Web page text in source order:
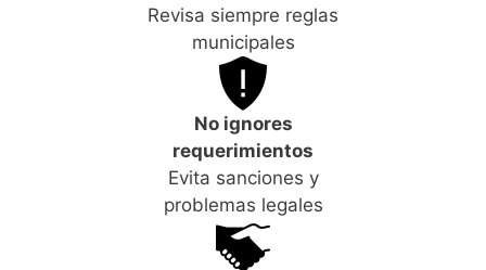
Revisa siempre reglas
municipales
No ignores
requerimientos
Evita sanciones y
problemas legales